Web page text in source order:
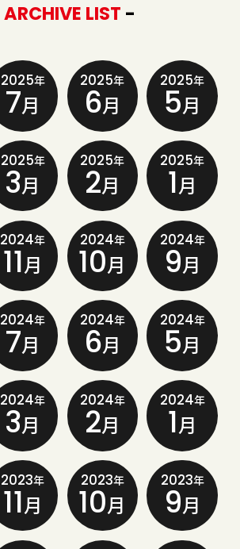
ARCHIVE LIST -
2025年
7月
2025年
6月
2025年
5月
2025年
3月
2025年
2月
2025年
1月
2024年
11月
2024年
10月
2024年
9月
2024年
7月
2024年
6月
2024年
5月
2024年
3月
2024年
2月
2024年
1月
2023年
11月
2023年
10月
2023年
9月